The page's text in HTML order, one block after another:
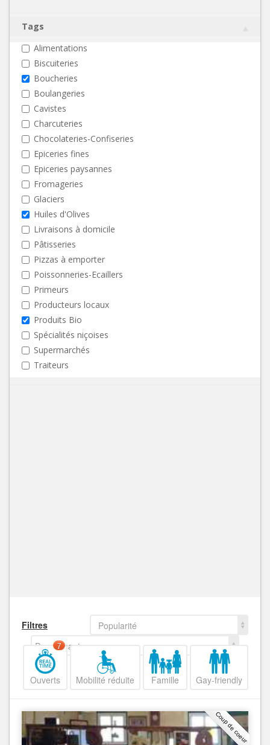
Tags
Alimentations
Biscuiteries
Boucheries
Boulangeries
Cavistes
Charcuteries
Chocolateries-Confiseries
Epiceries fines
Epiceries paysannes
Fromageries
Glaciers
Huiles d'Olives
Livraisons à domicile
Pâtisseries
Pizzas à emporter
Poissonneries-Ecaillers
Primeurs
Producteurs locaux
Produits Bio
Spécialités niçoises
Supermarchés
Traiteurs
Filtres
Popularité
Decroissant
Ouverts
7
Mobilité réduite Famille Gay-friendly
Coup de coeur